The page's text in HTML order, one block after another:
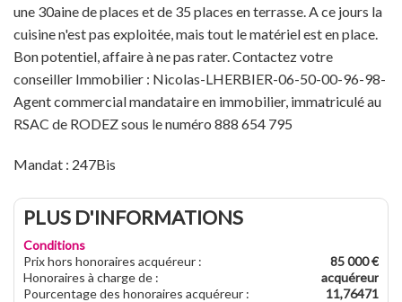
une 30aine de places et de 35 places en terrasse. A ce jours la
cuisine n'est pas exploitée, mais tout le matériel est en place.
Bon potentiel, affaire à ne pas rater. Contactez votre
conseiller Immobilier : Nicolas-LHERBIER-06-50-00-96-98-
Agent commercial mandataire en immobilier, immatriculé au
RSAC de RODEZ sous le numéro 888 654 795
Mandat : 247Bis
PLUS D'INFORMATIONS
Conditions
Prix hors honoraires acquéreur :
85 000 €
Honoraires à charge de :
acquéreur
Pourcentage des honoraires acquéreur :
11,76471